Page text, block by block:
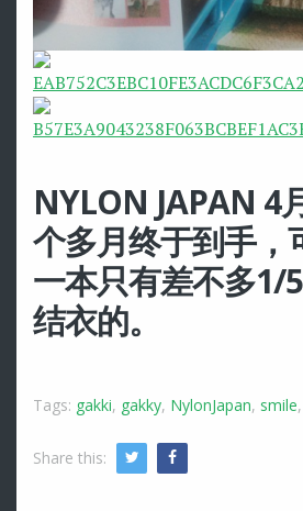
NYLON JAPAN 4
个多月终于到手，
一本只有差不多1/
结衣的。
Tags: gakki, gakky, NylonJapan, smile,
Share this: Twitter